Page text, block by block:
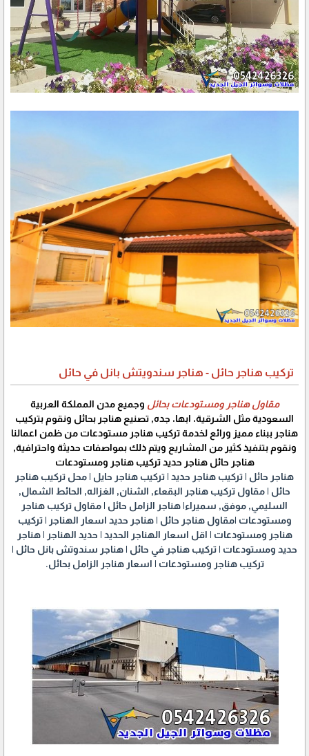
تركيب هناجر حائل - هناجر سندويتش بانل في حائل
مقاول هناجر ومستودعات بحائل وجميع مدن المملكة العربية
السعودية مثل الشرقية، ابها، جده, تصنيع هناجر بحائل ونقوم بتركيب
هناجر ببناء مميز ورائع لخدمة تركيب هناجر مستودعات من ظمن اعمالنا
ونقوم بتنفيذ كثير من المشاريع ويتم ذلك بمواصفات حديثة واحترافية,
هناجر حائل هناجر حديد تركيب هناجر ومستودعات
هناجر حائل | تركيب هناجر حديد | تركيب هناجر حايل | محل تركيب هناجر
حائل | مقاول تركيب هناجر البقعاء, الشنان, الغزاله, الحائط الشمال,
السليمي, موفق, سميراء| هناجر الزامل حائل | مقاول تركيب هناجر
ومستودعات |مقاول هناجر حائل | هناجر حديد اسعار الهناجر | تركيب
هناجر ومستودعات | اقل اسعار الهناجر الحديد | حديد الهناجر | هناجر
حديد ومستودعات | تركيب هناجر في حائل | هناجر سندوتش بانل حائل |
تركيب هناجر ومستودعات | اسعار هناجر الزامل بحائل.